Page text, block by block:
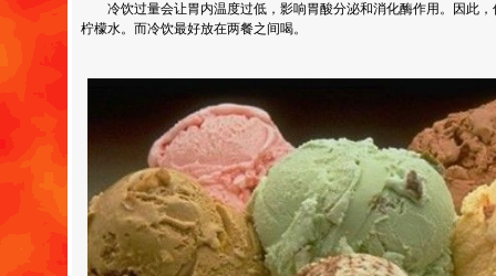
冷饮过量会让胃内温度过低，影响胃酸分泌和消化酶作用。因此
柠檬水。而冷饮最好放在两餐之间喝。